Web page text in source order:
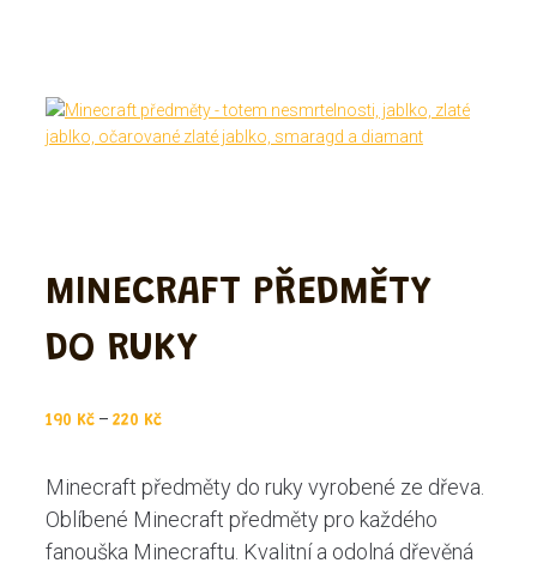
MINECRAFT PŘEDMĚTY
DO RUKY
190 Kč – 220 Kč
Minecraft předměty do ruky vyrobené ze dřeva.
Oblíbené Minecraft předměty pro každého
fanouška Minecraftu. Kvalitní a odolná dřevěná